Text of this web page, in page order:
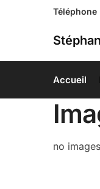
Téléphone
Accueil
no